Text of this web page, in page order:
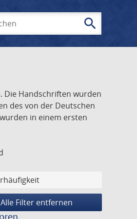
search
Die Handschriften wurden
des von der Deutschen
in einem ersten
Alle Filter entfernen